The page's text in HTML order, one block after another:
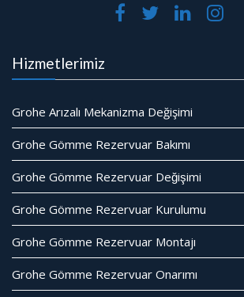
Hizmetlerimiz
Grohe Arızalı Mekanizma Değişimi
Grohe Gömme Rezervuar Bakımı
Grohe Gömme Rezervuar Değişimi
Grohe Gömme Rezervuar Kurulumu
Grohe Gömme Rezervuar Montajı
Grohe Gömme Rezervuar Onarımı